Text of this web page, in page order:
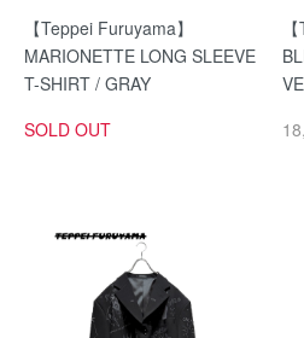
【Teppei Furuyama】
MARIONETTE LONG SLEEVE
T-SHIRT / GRAY
SOLD OUT